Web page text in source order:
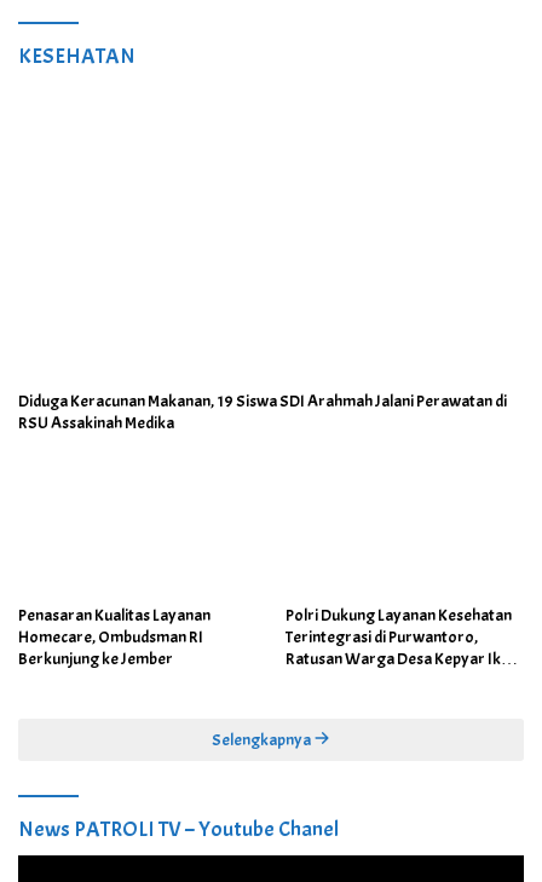
KESEHATAN
Diduga Keracunan Makanan, 19 Siswa SDI Arahmah Jalani Perawatan di
RSU Assakinah Medika
Penasaran Kualitas Layanan
Homecare, Ombudsman RI
Berkunjung ke Jember
Polri Dukung Layanan Kesehatan
Terintegrasi di Purwantoro,
Ratusan Warga Desa Kepyar Ikuti
Selengkapnya
News PATROLI TV – Youtube Chanel